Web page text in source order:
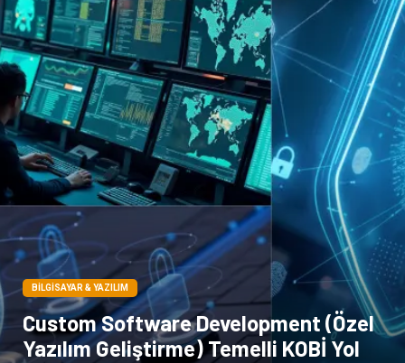
Yazı Tahtaları Pet Malzemeleri
BILGISAYAR & YAZILIM
Custom Software Development (Özel
Yazılım Geliştirme) Temelli KOBİ Yol